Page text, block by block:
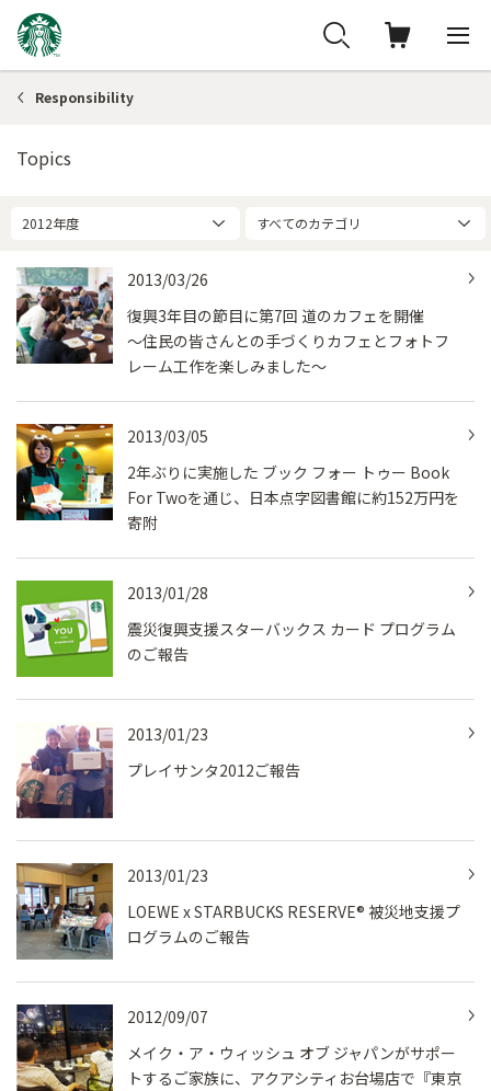
Responsibility
Topics
2012年度 すべてのカテゴリ
2013/03/26
復興3年目の節目に第7回 道のカフェを開催
～住民の皆さんとの手づくりカフェとフォトフ
レーム工作を楽しみました～
2013/03/05
2年ぶりに実施した ブック フォー トゥー Book
For Twoを通じ、日本点字図書館に約152万円を
寄附
2013/01/28
震災復興支援スターバックス カード プログラム
のご報告
2013/01/23
プレイサンタ2012ご報告
2013/01/23
LOEWE x STARBUCKS RESERVE® 被災地支援プ
ログラムのご報告
2012/09/07
メイク・ア・ウィッシュ オブ ジャパンがサポー
トするご家族に、アクアシティお台場店で『東京